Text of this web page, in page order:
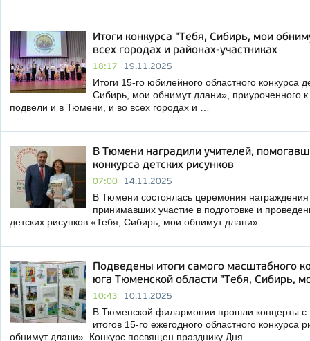
Итоги конкурса "Тебя, Сибирь, мои
всех городах и районах-участниках
18:17 19.11.2025
Итоги 15-го юбилейного областного конкурса
Сибирь, мои обнимут длани», приуроченного
подвели и в Тюмени, и во всех городах и …
В Тюмени наградили учителей,
конкурса детских рисунков
07:00 14.11.2025
В Тюмени состоялась церемония награждения
принимавших участие в подготовке и
детских рисунков «Тебя, Сибирь, мои обнимут длани». …
Подведены итоги самого масштабного
юга Тюменской области "Тебя, Сибирь,
10:43 10.11.2025
В Тюменской филармонии прошли концерты с
итогов 15-го ежегодного областного
обнимут длани». Конкурс посвящен празднику Дня …